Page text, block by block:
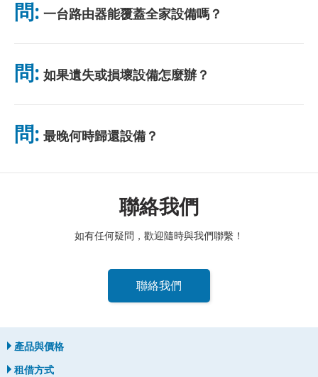
問: 一台路由器能覆蓋全家設備嗎？
可以。最多可連接 10 台裝置（手機、平板、電腦）。電池續航力
並附贈免費行動電源。
問: 如果遺失或損壞設備怎麼辦？
您可以在結帳時添加保險，以涵蓋遺失或損壞的情況。如果沒有保
我們將協助您保持連線。
問: 最晚何時歸還設備？
聯絡我們
如有任何疑問，歡迎隨時與我們聯繫！
聯絡我們
產品與價格
租借方式